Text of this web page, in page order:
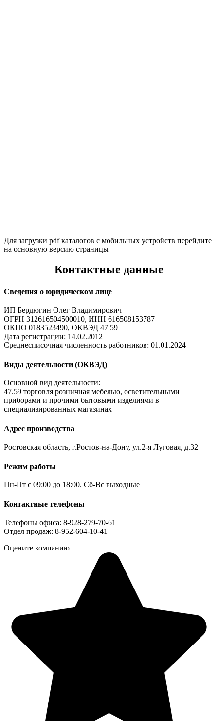
Для загрузки pdf каталогов с мобильных устройств перейдите
на основную версию страницы
Контактные данные
Сведения о юридическом лице
ИП Бердюгин Олег Владимирович
ОГРН 312616504500010, ИНН 616508153787
ОКПО 0183523490, ОКВЭД 47.59
Дата регистрации: 14.02.2012
Среднесписочная численность работников: 01.01.2024 –
Виды деятельности (ОКВЭД)
Основной вид деятельности:
47.59 торговля розничная мебелью, осветительными
приборами и прочими бытовыми изделиями в
специализированных магазинах
Адрес производства
Ростовская область, г.Ростов-на-Дону, ул.2-я Луговая, д.32
Режим работы
Пн-Пт с 09:00 до 18:00. Сб-Вс выходные
Контактные телефоны
Телефоны офиса: 8-928-279-70-61
Отдел продаж: 8-952-604-10-41
Оцените компанию